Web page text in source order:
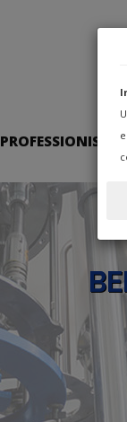
PROFESSIONISTI